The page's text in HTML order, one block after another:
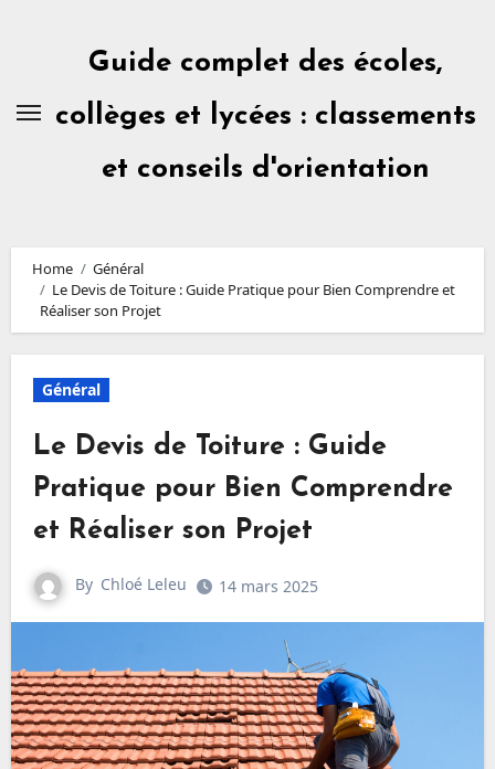
Guide complet des écoles,
collèges et lycées : classements
et conseils d'orientation
Home
Général
Le Devis de Toiture : Guide Pratique pour Bien Comprendre et
Réaliser son Projet
Général
Le Devis de Toiture : Guide
Pratique pour Bien Comprendre
et Réaliser son Projet
By Chloé Leleu 14 mars 2025